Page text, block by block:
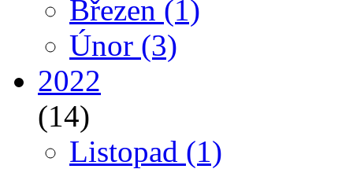
Březen (1)
Únor (3)
2022
(14)
Listopad (1)